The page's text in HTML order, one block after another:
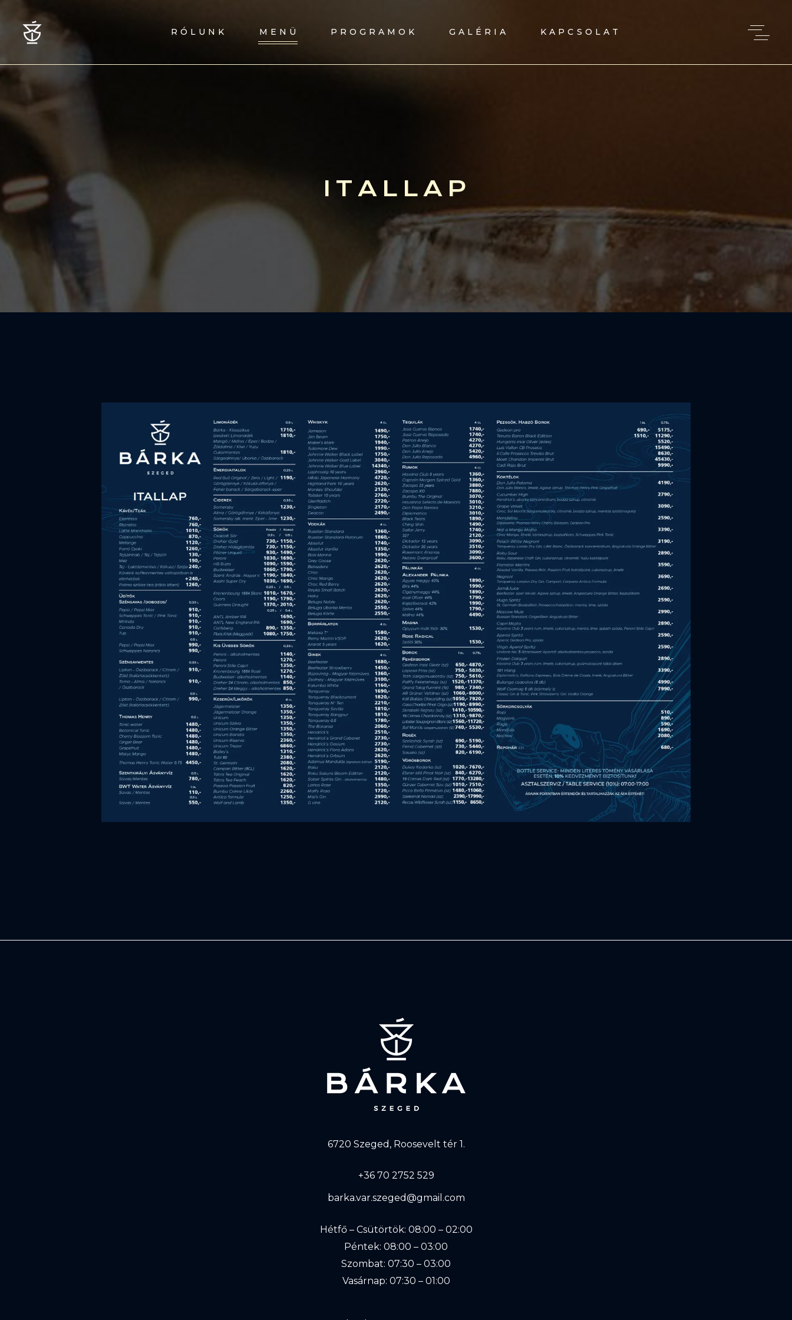
RÓLUNK MENÜ PROGRAMOK GALÉRIA KAPCSOLAT
ITALLAP
6720 Szeged, Roosevelt tér 1.
+36 70 2752 529
barka.var.szeged@gmail.com
Hétfő – Csütörtök: 08:00 – 02:00
Péntek: 08:00 – 03:00
Szombat: 07:30 – 03:00
Vasárnap: 07:30 – 01:00